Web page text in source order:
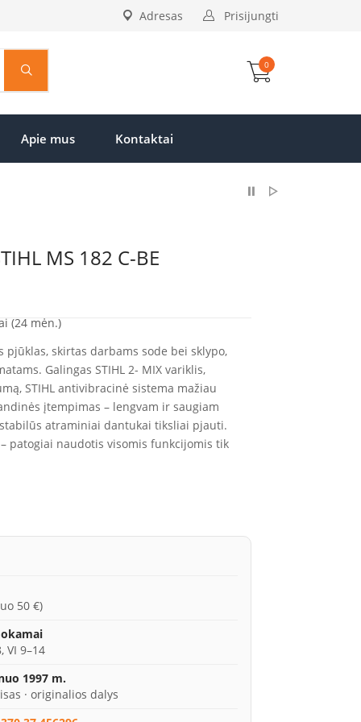
Prisijungti
Adresas
0
Apie mus Kontaktai
MS 182 C-BE
(24 mėn.)
skirtas darbams sode bei sklypo,
Galingas STIHL 2- MIX variklis,
STIHL antivibracinė sistema mažiau
įtempimas – lengvam ir saugiam
atraminiai dantukai tiksliai pjauti.
patogiai naudotis visomis funkcijomis tik
50 €)
VI 9–14
1997 m.
· originalios dalys